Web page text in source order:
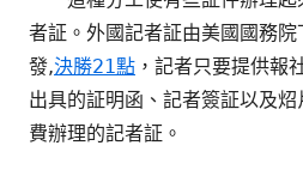
者証。外國記者証由美國國務
發,決勝21點 ，記者只要提供報
出具的証明函、記者簽証以及
費辦理的記者証。